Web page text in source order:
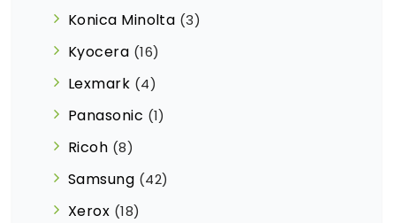
Konica Minolta (3)
Kyocera (16)
Lexmark (4)
Panasonic (1)
Ricoh (8)
Samsung (42)
Xerox (18)